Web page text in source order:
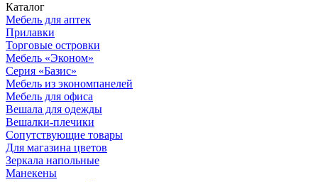
Каталог
Мебель для аптек
Прилавки
Торговые островки
Мебель «Эконом»
Серия «Базис»
Мебель из экономпанелей
Мебель для офиса
Вешала для одежды
Вешалки-плечики
Сопутствующие товары
Для магазина цветов
Зеркала напольные
Манекены